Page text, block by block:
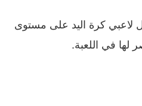
لاعبي كرة اليد على مستوى
لها في اللعبة.